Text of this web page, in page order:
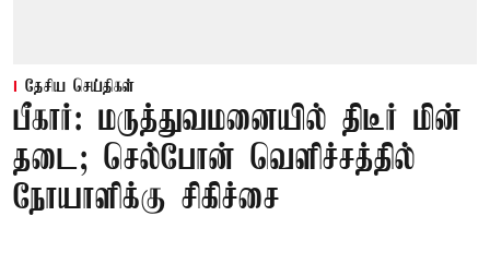
தேசிய செய்திகள்
பீகார்: மருத்துவமனையில் திடீர் மின்
தடை; செல்போன் வெளிச்சத்தில்
நோயாளிக்கு சிகிச்சை